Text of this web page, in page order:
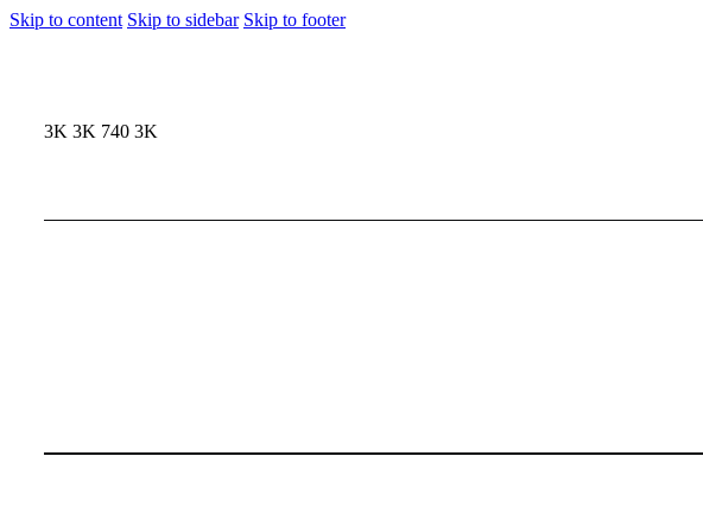
Skip to content Skip to sidebar Skip to footer
3K 3K 740 3K